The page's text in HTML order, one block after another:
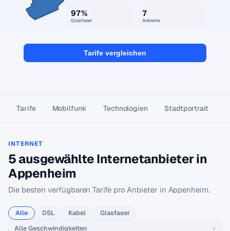
97%
Glasfaser
7
Anbieter
Tarife vergleichen
Tarife Mobilfunk Technologien Stadtportrait
INTERNET
5 ausgewählte Internetanbieter in
Appenheim
Die besten verfügbaren Tarife pro Anbieter in Appenheim.
Alle DSL Kabel Glasfaser